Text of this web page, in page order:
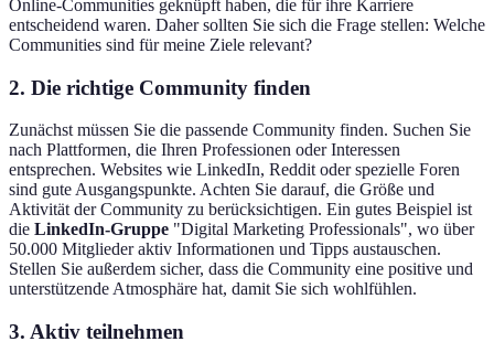
Online-Communities geknüpft haben, die für ihre Karriere
entscheidend waren. Daher sollten Sie sich die Frage stellen: Welche
Communities sind für meine Ziele relevant?
2. Die richtige Community finden
Zunächst müssen Sie die passende Community finden. Suchen Sie
nach Plattformen, die Ihren Professionen oder Interessen
entsprechen. Websites wie LinkedIn, Reddit oder spezielle Foren
sind gute Ausgangspunkte. Achten Sie darauf, die Größe und
Aktivität der Community zu berücksichtigen. Ein gutes Beispiel ist
die LinkedIn-Gruppe "Digital Marketing Professionals", wo über
50.000 Mitglieder aktiv Informationen und Tipps austauschen.
Stellen Sie außerdem sicher, dass die Community eine positive und
unterstützende Atmosphäre hat, damit Sie sich wohlfühlen.
3. Aktiv teilnehmen